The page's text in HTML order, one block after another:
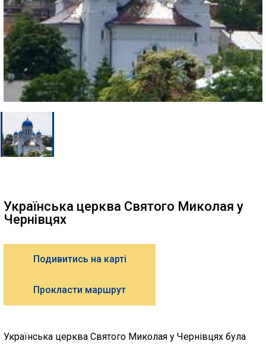
Українська церква Святого Миколая у
Чернівцях
Подивитись на карті
Прокласти маршрут
Українська церква Святого Миколая у Чернівцях була